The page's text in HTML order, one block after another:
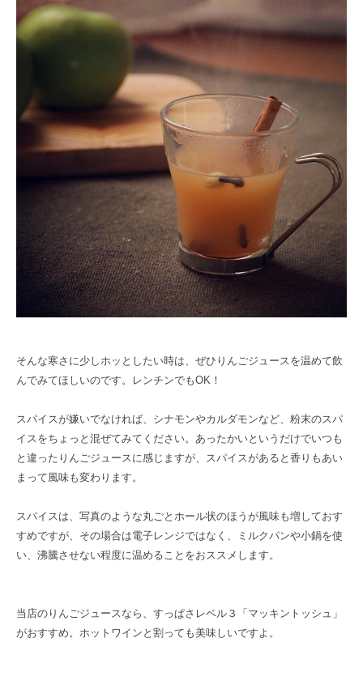
そんな寒さに少しホッとしたい時は、ぜひりんごジュースを温めて飲
んでみてほしいのです。レンチンでもOK！
スパイスが嫌いでなければ、シナモンやカルダモンなど、粉末のスパ
イスをちょっと混ぜてみてください。あったかいというだけでいつも
と違ったりんごジュースに感じますが、スパイスがあると香りもあい
まって風味も変わります。
スパイスは、写真のような丸ごとホール状のほうが風味も増しておす
すめですが、その場合は電子レンジではなく、ミルクパンや小鍋を使
い、沸騰させない程度に温めることをおススメします。
当店のりんごジュースなら、すっぱさレベル３「マッキントッシュ」
がおすすめ。ホットワインと割っても美味しいですよ。